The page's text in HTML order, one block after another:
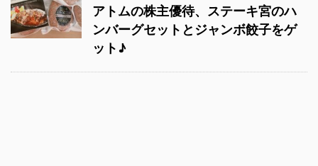
アトムの株主優待、ステーキ宮のハ
ンバーグセットとジャンボ餃子をゲ
ット♪